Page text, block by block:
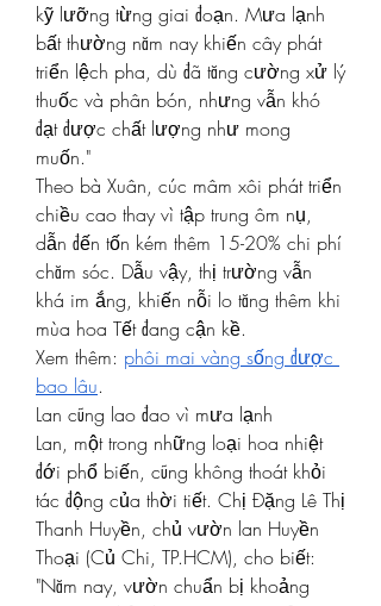
kỹ lưỡng từng giai đoạn. Mưa lạnh
bất thường năm nay khiến cây phát
triển lệch pha, dù đã tăng cường xử lý
thuốc và phân bón, nhưng vẫn khó
đạt được chất lượng như mong
muốn."
Theo bà Xuân, cúc mâm xôi phát triển
chiều cao thay vì tập trung ôm nụ,
dẫn đến tốn kém thêm 15-20% chi phí
chăm sóc. Dẫu vậy, thị trường vẫn
khá im ắng, khiến nỗi lo tăng thêm khi
mùa hoa Tết đang cận kề.
Xem thêm: phôi mai vàng sống được
bao lâu.
Lan cũng lao đao vì mưa lạnh
Lan, một trong những loại hoa nhiệt
đới phổ biến, cũng không thoát khỏi
tác động của thời tiết. Chị Đặng Lê Thị
Thanh Huyền, chủ vườn lan Huyền
Thoại (Củ Chi, TP.HCM), cho biết:
"Năm nay, vườn chuẩn bị khoảng